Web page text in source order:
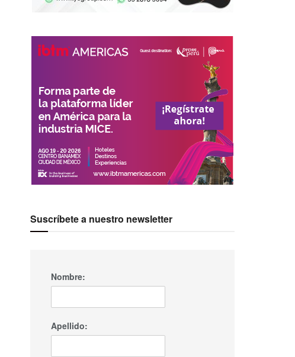
Suscríbete a nuestro newsletter
Nombre:
Apellido: